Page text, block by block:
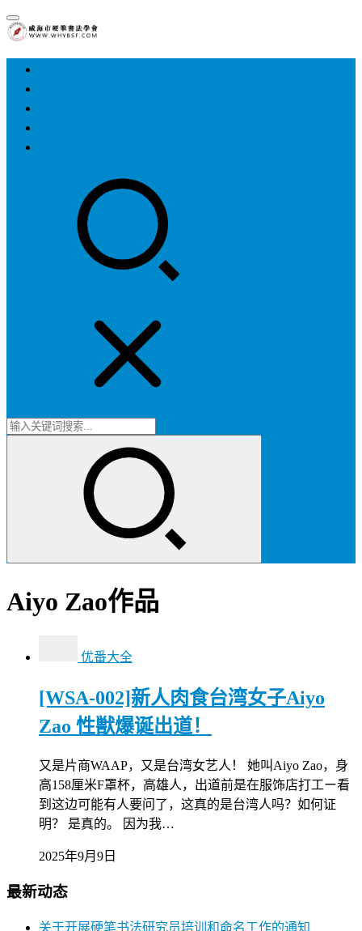
Aiyo Zao作品
优番大全
[WSA-002]新人肉食台湾女子Aiyo
Zao 性獣爆诞出道！
又是片商WAAP，又是台湾女艺人！ 她叫Aiyo Zao，身
高158厘米F罩杯，高雄人，出道前是在服饰店打工ー看
到这边可能有人要问了，这真的是台湾人吗？如何证
明？ 是真的。 因为我…
2025年9月9日
最新动态
关于开展硬笔书法研究员培训和命名工作的通知